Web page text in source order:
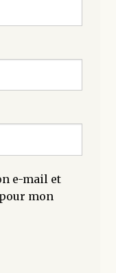
e-mail et
mon